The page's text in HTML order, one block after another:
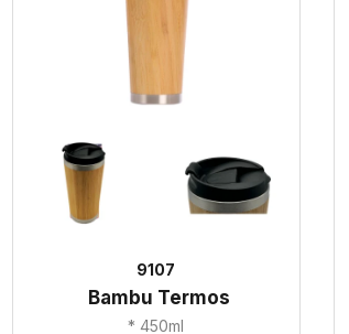
9107
Bambu Termos
* 450ml